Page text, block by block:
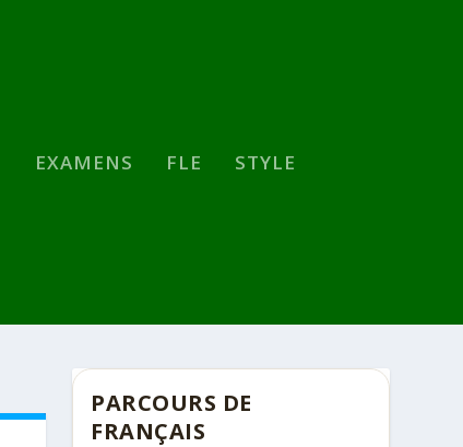
EXAMENS FLE STYLE
PARCOURS DE
FRANÇAIS